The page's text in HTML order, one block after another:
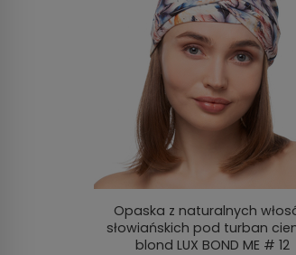
Opaska z naturalnych
słowiańskich pod turban
blond LUX BOND ME # 12